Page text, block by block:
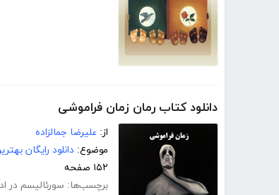
دانلود کتاب رمان زمان فراموشی
از: علیرضا جمالزاده
موضوع: دانلود رایگان
۱۵۲ صفحه
برچسب‌ها: سورئالیسم در